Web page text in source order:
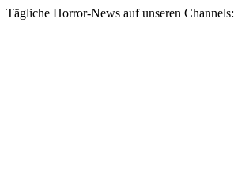
Tägliche Horror-News auf unseren Channels: